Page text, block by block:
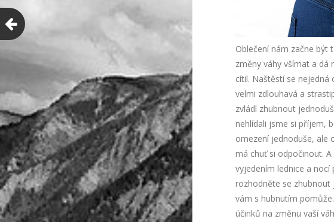
Oblečení nám začne být
změny váhy všímat a dá
cítil. Naštěstí se nejedná
velmi zdlouhavá a
zvládl zhubnout
nehlídali jsme si příjem,
omezení jednoduše, ale
má chuť si odpočinout.
vyjedením lednice a nocí
rozhodněte se
vám s hubnutím
účinků na změnu vaší